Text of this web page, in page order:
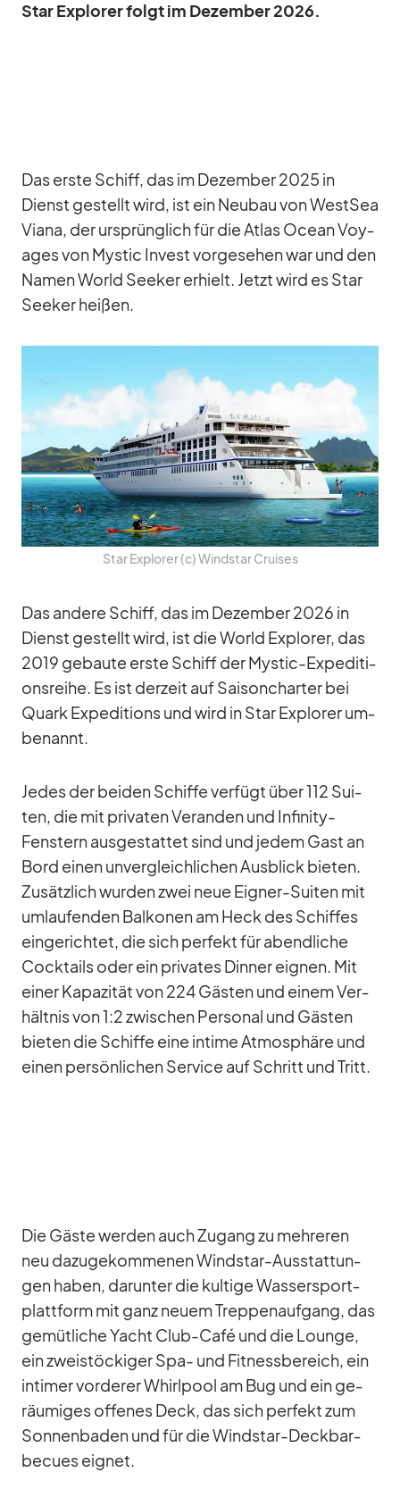
Star Ex­plo­rer folgt im De­zem­ber 2026.
Das erste Schiff, das im De­zem­ber 2025 in
Dienst ge­stellt wird, ist ein Neu­bau von West­Sea
Vi­ana, der ur­sprüng­lich für die At­las Ocean Voy­
a­ges von Mys­tic In­vest vor­ge­se­hen war und den
Na­men World See­ker er­hielt. Jetzt wird es Star
See­ker hei­ßen.
Star Ex­plo­rer (c) Wind­star Crui­ses
Das an­dere Schiff, das im De­zem­ber 2026 in
Dienst ge­stellt wird, ist die World Ex­plo­rer, das
2019 ge­baute erste Schiff der Mys­tic-Ex­pe­di­ti­
ons­reihe. Es ist der­zeit auf Sai­son­char­ter bei
Quark Ex­pe­di­ti­ons und wird in Star Ex­plo­rer um­
be­nannt.
Je­des der bei­den Schiffe ver­fügt über 112 Sui­
ten, die mit pri­va­ten Ve­ran­den und In­fi­nity-
Fens­tern aus­ge­stat­tet sind und je­dem Gast an
Bord ei­nen un­ver­gleich­li­chen Aus­blick bie­ten.
Zu­sätz­lich wur­den zwei neue Eig­ner-Sui­ten mit
um­lau­fen­den Bal­ko­nen am Heck des Schif­fes
ein­ge­rich­tet, die sich per­fekt für abend­li­che
Cock­tails oder ein pri­va­tes Din­ner eig­nen. Mit
ei­ner Ka­pa­zi­tät von 224 Gäs­ten und ei­nem Ver­
hält­nis von 1:2 zwi­schen Per­so­nal und Gäs­ten
bie­ten die Schiffe eine in­time At­mo­sphäre und
ei­nen per­sön­li­chen Ser­vice auf Schritt und Tritt.
Die Gäste wer­den auch Zu­gang zu meh­re­ren
neu da­zu­ge­kom­me­nen Wind­star-Aus­stat­tun­
gen ha­ben, dar­un­ter die kul­tige Was­ser­sport­
platt­form mit ganz neuem Trep­pen­auf­gang, das
ge­müt­li­che Yacht Club-Café und die Lounge,
ein zwei­stö­cki­ger Spa- und Fit­ness­be­reich, ein
in­ti­mer vor­de­rer Whirl­pool am Bug und ein ge­
räu­mi­ges of­fe­nes Deck, das sich per­fekt zum
Son­nen­ba­den und für die Wind­star-Deck­bar­
be­cues eig­net.